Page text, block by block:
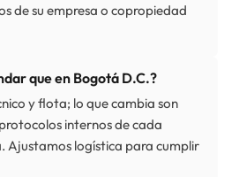
de su empresa o copropiedad
que en Bogotá D.C.?
y flota; lo que cambia son
internos de cada
Ajustamos logística para cumplir